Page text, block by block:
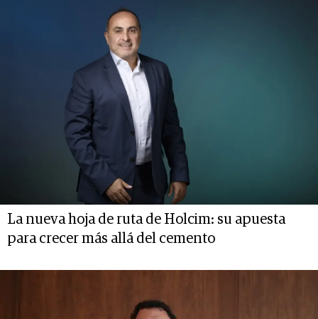
La nueva hoja de ruta de Holcim: su apuesta
para crecer más allá del cemento